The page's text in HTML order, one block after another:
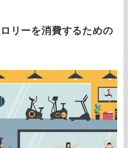
リーを消費するための